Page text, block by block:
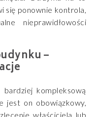
się ponownie kontrola,
nieprawidłowości
–
kompleksową
jest on obowiązkowy,
właściciela lub